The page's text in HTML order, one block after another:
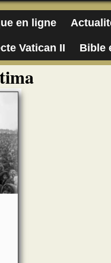
en ligne
Vatican II Bible